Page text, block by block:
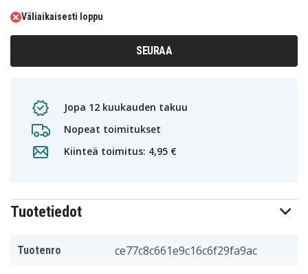
Väliaikaisesti loppu
SEURAA
Jopa 12 kuukauden takuu
Nopeat toimitukset
Kiinteä toimitus: 4,95 €
Tuotetiedot
Tuotenro ce77c8c661e9c16c6f29fa9ac